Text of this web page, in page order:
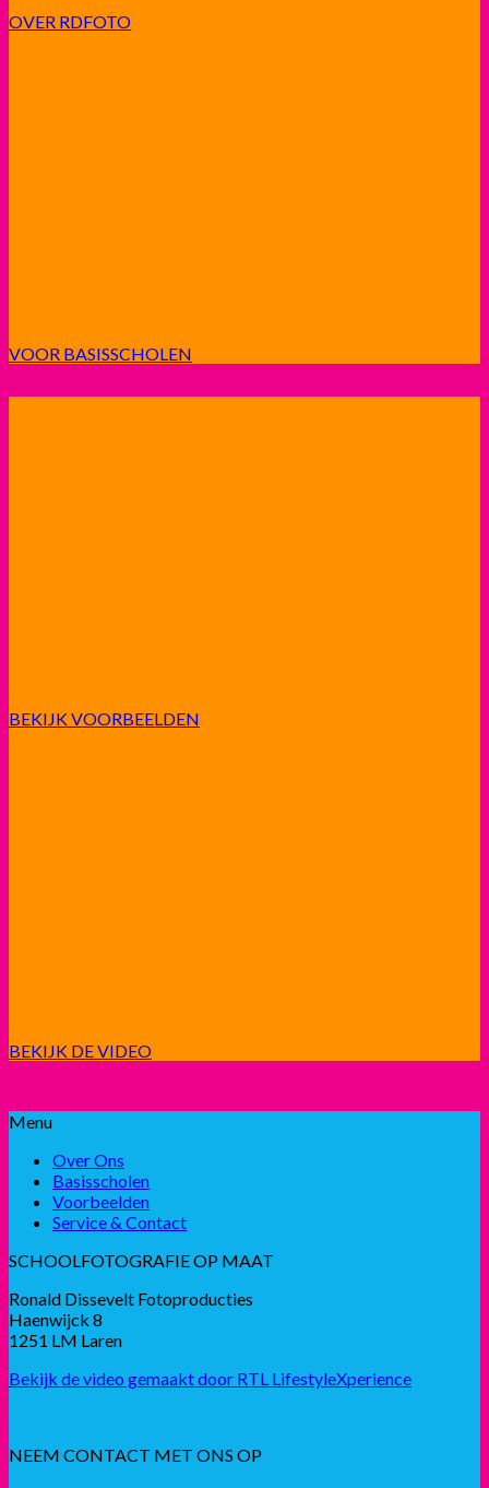
OVER RDFOTO
VOOR BASISSCHOLEN
BEKIJK VOORBEELDEN
BEKIJK DE VIDEO
Menu
Over Ons
Basisscholen
Voorbeelden
Service & Contact
SCHOOLFOTOGRAFIE OP MAAT
Ronald Dissevelt Fotoproducties
Haenwijck 8
1251 LM Laren
Bekijk de video gemaakt door RTL LifestyleXperience
NEEM CONTACT MET ONS OP